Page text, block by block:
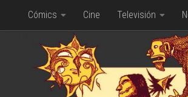
Saltar al contenido
Cómics Cine Televisión